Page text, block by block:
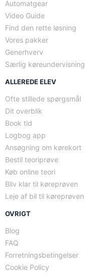
Automatgear
Video Guide
Find den rette løsning
Vores pakker
Generhverv
Særlig køreundervisning
ALLEREDE ELEV
Ofte stillede spørgsmål
Dit overblik
Book tid
Logbog app
Ansøgning om kørekort
Bestil teoriprøve
Køb online teori
Bliv klar til køreprøven
Leje af bil til køreprøven
OVRIGT
Blog
FAQ
Forretningsbetingelser
Cookie Policy